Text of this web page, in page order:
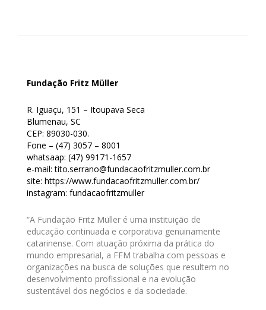
Fundação Fritz Müller
R. Iguaçu, 151 – Itoupava Seca
Blumenau, SC
CEP: 89030-030.
Fone – (47) 3057 – 8001
whatsaap: (47) 99171-1657
e-mail: tito.serrano@fundacaofritzmuller.com.br
site: https://www.fundacaofritzmuller.com.br/
instagram: fundacaofritzmuller
“A Fundação Fritz Müller é uma instituição de
educação continuada e corporativa genuinamente
catarinense. Com atuação próxima da prática do
mundo empresarial, a FFM trabalha com pessoas e
organizações na busca de soluções que resultem no
desenvolvimento profissional e na evolução
sustentável dos negócios e da sociedade.